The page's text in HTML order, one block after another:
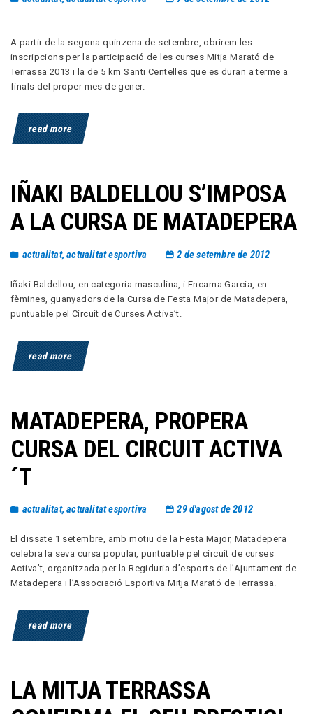
A partir de la segona quinzena de setembre, obrirem les
inscripcions per la participació de les curses Mitja Marató de
Terrassa 2013 i la de 5 km Santi Centelles que es duran a terme a
finals del proper mes de gener.
read more
IÑAKI BALDELLOU S’IMPOSA
A LA CURSA DE MATADEPERA
actualitat,actualitat esportiva 2 de setembre de 2012
Iñaki Baldellou, en categoria masculina, i Encarna Garcia, en
fèmines, guanyadors de la Cursa de Festa Major de Matadepera,
puntuable pel Circuit de Curses Activa’t.
read more
MATADEPERA, PROPERA
CURSA DEL CIRCUIT ACTIVA
´T
actualitat,actualitat esportiva 29 d'agost de 2012
El dissate 1 setembre, amb motiu de la Festa Major, Matadepera
celebra la seva cursa popular, puntuable pel circuit de curses
Activa’t, organitzada per la Regiduria d’esports de l’Ajuntament de
Matadepera i l’Associació Esportiva Mitja Marató de Terrassa.
read more
LA MITJA TERRASSA